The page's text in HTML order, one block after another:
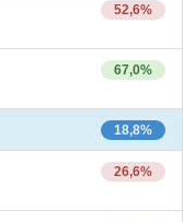
52,6%
67,0%
18,8%
26,6%